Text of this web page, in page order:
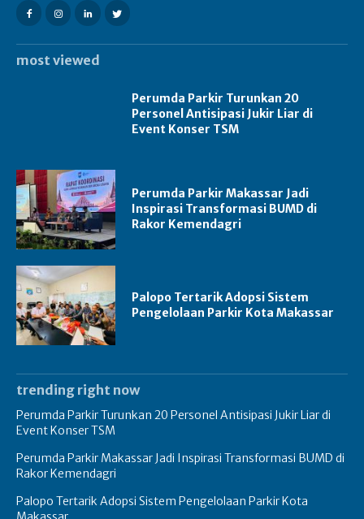
most viewed
Perumda Parkir Turunkan 20
Personel Antisipasi Jukir Liar di
Event Konser TSM
Perumda Parkir Makassar Jadi
Inspirasi Transformasi BUMD di
Rakor Kemendagri
Palopo Tertarik Adopsi Sistem
Pengelolaan Parkir Kota Makassar
trending right now
Perumda Parkir Turunkan 20 Personel Antisipasi Jukir Liar di
Event Konser TSM
Perumda Parkir Makassar Jadi Inspirasi Transformasi BUMD di
Rakor Kemendagri
Palopo Tertarik Adopsi Sistem Pengelolaan Parkir Kota